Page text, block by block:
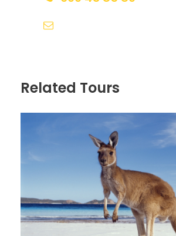
Días: Adelaida &
Canguro Sur de
Related Tours